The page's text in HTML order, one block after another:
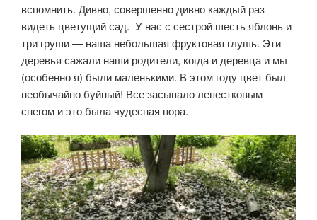
вспомнить. Дивно, совершенно дивно каждый раз
видеть цветущий сад. У нас с сестрой шесть яблонь и
три груши — наша небольшая фруктовая глушь. Эти
деревья сажали наши родители, когда и деревца и мы
(особенно я) были маленькими. В этом году цвет был
необычайно буйный! Все засыпало лепестковым
снегом и это была чудесная пора.